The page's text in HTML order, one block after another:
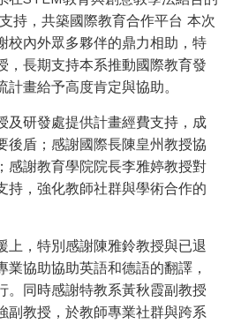
持，共築國際教育合作平台 本次
校內外眾多夥伴的鼎力相助，特
，長期支持本系推動國際教育發
計畫給予高度肯定與協助。
及研發處提供計畫經費支持，成
後盾；感謝國際長陳皇州教授協
感謝教育學院院長李雅婷教授對
持，強化教師社群與學術合作的
上，特別感謝陳雅鈴教授與已退
業協助協助英語和德語的翻譯，
。同時感謝特教系黃秋霞副教授
副教授，於教師專業社群與跨系